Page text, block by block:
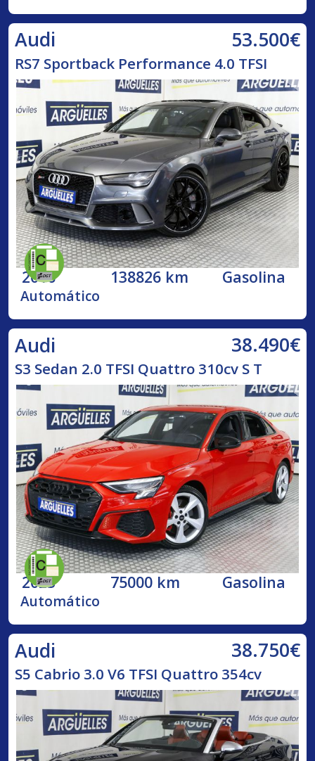
Audi 53.500€
RS7 Sportback Performance 4.0 TFSI
2016 138826 km Gasolina
Automático
Audi 38.490€
S3 Sedan 2.0 TFSI Quattro 310cv S T
2023 75000 km Gasolina
Automático
Audi 38.750€
S5 Cabrio 3.0 V6 TFSI Quattro 354cv